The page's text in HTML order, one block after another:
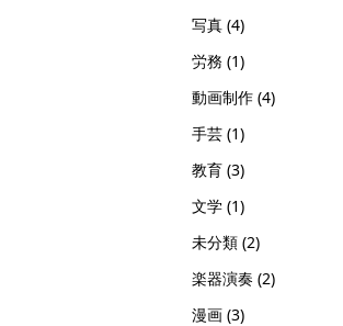
写真 (4)
労務 (1)
動画制作 (4)
手芸 (1)
教育 (3)
文学 (1)
未分類 (2)
楽器演奏 (2)
漫画 (3)